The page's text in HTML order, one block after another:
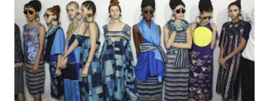
MODA
INFORMAÇÃO
2020
TERÁ
PALESTRAS
E
CURSOS
ON-